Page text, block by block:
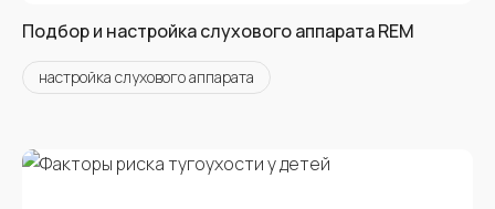
Подбор и настройка слухового аппарата REM
настройка слухового аппарата